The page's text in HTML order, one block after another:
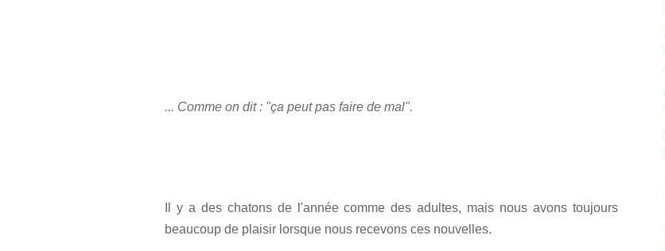
... Comme on dit : "ça peut pas faire de mal".
Il y a des chatons de l'année comme des adultes, mais nous avons toujours
beaucoup de plaisir lorsque nous recevons ces nouvelles.